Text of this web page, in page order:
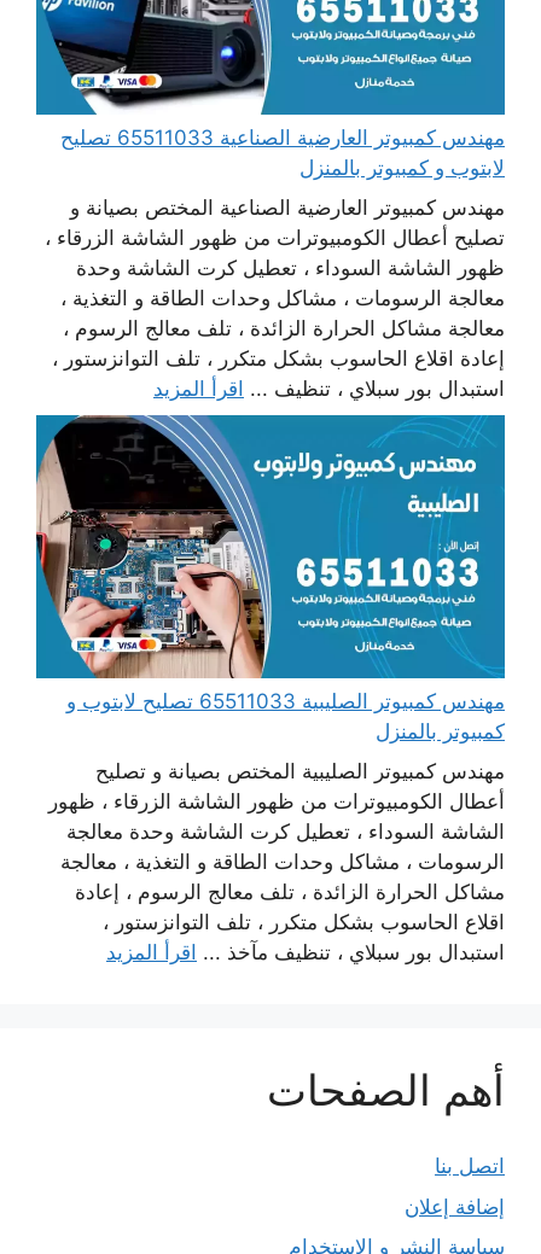
مهندس كمبيوتر العارضية الصناعية 65511033 تصليح
لابتوب و كمبيوتر بالمنزل
مهندس كمبيوتر العارضية الصناعية المختص بصيانة و
تصليح أعطال الكومبيوترات من ظهور الشاشة الزرقاء ،
ظهور الشاشة السوداء ، تعطيل كرت الشاشة وحدة
معالجة الرسومات ، مشاكل وحدات الطاقة و التغذية ،
معالجة مشاكل الحرارة الزائدة ، تلف معالج الرسوم ،
إعادة اقلاع الحاسوب بشكل متكرر ، تلف التوانزستور ،
استبدال بور سبلاي ، تنظيف ... اقرأ المزيد
مهندس كمبيوتر الصليبية 65511033 تصليح لابتوب و
كمبيوتر بالمنزل
مهندس كمبيوتر الصليبية المختص بصيانة و تصليح
أعطال الكومبيوترات من ظهور الشاشة الزرقاء ، ظهور
الشاشة السوداء ، تعطيل كرت الشاشة وحدة معالجة
الرسومات ، مشاكل وحدات الطاقة و التغذية ، معالجة
مشاكل الحرارة الزائدة ، تلف معالج الرسوم ، إعادة
اقلاع الحاسوب بشكل متكرر ، تلف التوانزستور ،
استبدال بور سبلاي ، تنظيف مآخذ ... اقرأ المزيد
أهم الصفحات
اتصل بنا
إضافة إعلان
سياسة النشر و الاستخدام